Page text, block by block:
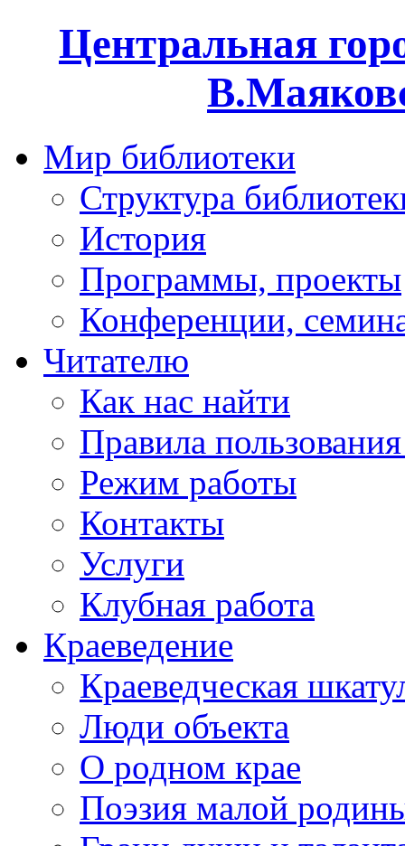
Центральная
Мир библиотеки
Структура
История
Программы, проекты
Конференции,
Читателю
Как нас найти
Правила
Режим работы
Контакты
Услуги
Клубная работа
Краеведение
Краеведческая
Люди объекта
О родном крае
Поэзия малой